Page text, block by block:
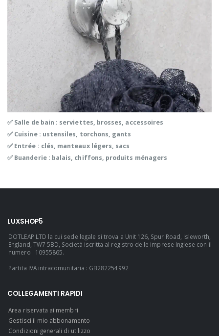
✅ Salle de bain : serviettes, brosses, accessoires
✅ Cuisine : ustensiles, torchons, gants
✅ Entrée : clés, manteaux légers, sacs
✅ Buanderie : balais, chiffons, produits ménagers
LUXSHOP5
DOTLEAP LTD la cui sede legale si trova a Unit 126, Spur Road, Isleworth,
England, TW7 5BD, Società iscritta al registro delle imprese Inglese con il
numero : 10955865.
Partita IVA intracomunitaria : GB282254992
COLLEGAMENTI RAPIDI
Area riservata ai membri
Gestisci il mio abbonamento
Condizioni generali di utilizzo